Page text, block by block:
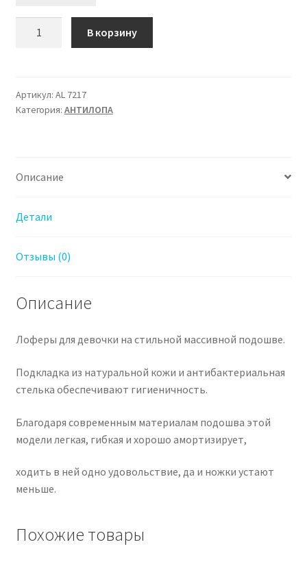
Туфли
Антилопа
В корзину
Артикул: AL 7217
Категория: АHТИЛОПА
Описание
Детали
Отзывы (0)
Описание
Лоферы для девочки на стильной массивной подошве.
Подкладка из натуральной кожи и антибактериальная
стелька обеспечивают гигиеничность.
Благодаря современным материалам подошва этой
модели легкая, гибкая и хорошо амортизирует,
ходить в ней одно удовольствие, да и ножки устают
меньше.
Похожие товары